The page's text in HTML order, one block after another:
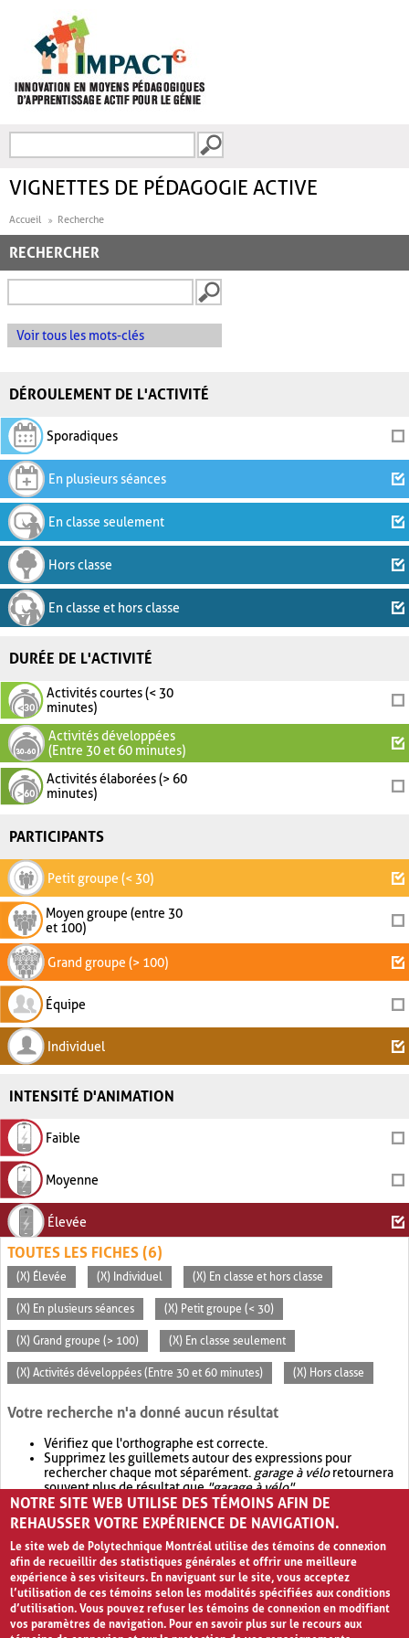
FORMULAIRE DE
VIGNETTES DE PÉDAGOGIE ACTIVE
Accueil Recherche
RECHERCHER
Voir tous les mots-clés
DÉROULEMENT DE L'ACTIVITÉ
Sporadiques
En plusieurs séances
En classe seulement
Hors classe
En classe et hors classe
DURÉE DE L'ACTIVITÉ
Activités courtes (< 30
minutes)
Activités développées
(Entre 30 et 60 minutes)
Activités élaborées (> 60
minutes)
PARTICIPANTS
Petit groupe (< 30)
Moyen groupe (entre 30
et 100)
Grand groupe (> 100)
Équipe
Individuel
INTENSITÉ D'ANIMATION
Faible
Moyenne
Élevée
TOUTES LES FICHES (6)
(X) Élevée (X) Individuel (X) En classe et hors classe
(X) En plusieurs séances (X) Petit groupe (< 30)
(X) Grand groupe (> 100) (X) En classe seulement
(X) Activités développées (Entre 30 et 60 minutes) (X) Hors classe
Votre recherche n'a donné aucun résultat
Vérifiez que l'orthographe est correcte.
Supprimez les guillemets autour des expressions pour
rechercher chaque mot séparément. garage à véloretournera
souvent plus de résultat que"garage à vélo".
Envisagez d'élargir votre recherche avec OR.garage OR vélo
retournera souvent plus de résultat quegarage à vélo
NOTRE SITE WEB UTILISE DES TÉMOINS AFIN DE
REHAUSSER VOTRE EXPÉRIENCE DE NAVIGATION.
Le site web de Polytechnique Montréal utilise des témoins de connexion
afin de recueillir des statistiques générales et offrir une meilleure
expérience à ses visiteurs. En naviguant sur le site, vous acceptez
l’utilisation de ces témoins selon les modalités spécifiées aux conditions
d’utilisation. Vous pouvez refuser les témoins de connexion en modifiant
vos paramètres de navigation. Pour en savoir plus sur le recours aux